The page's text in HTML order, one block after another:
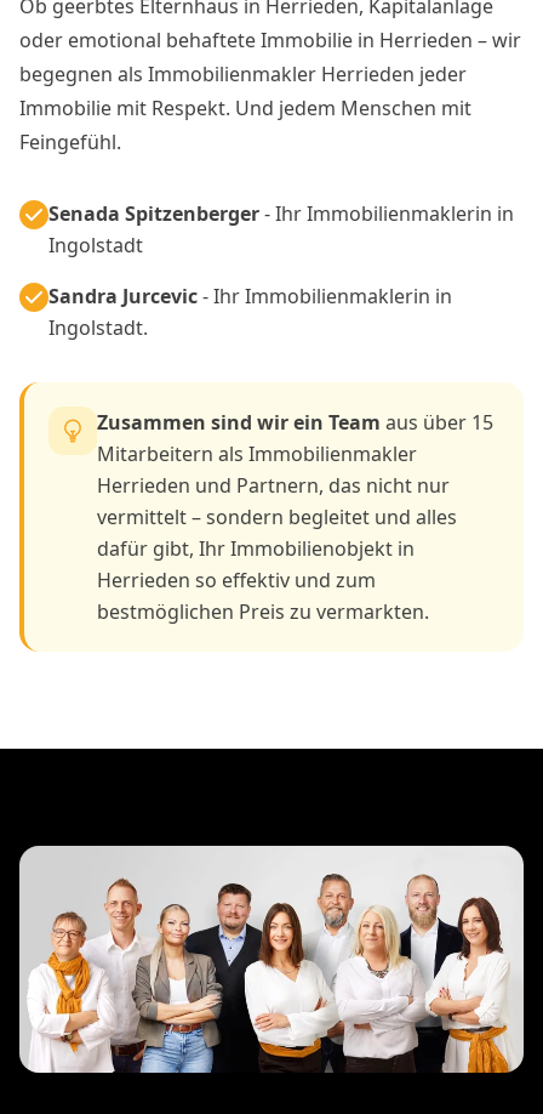
Ob geerbtes Elternhaus in Herrieden, Kapitalanlage
oder emotional behaftete Immobilie in Herrieden – wir
begegnen als Immobilienmakler Herrieden jeder
Immobilie mit Respekt. Und jedem Menschen mit
Feingefühl.
Senada Spitzenberger- Ihr Immobilienmaklerin in
Ingolstadt
Sandra Jurcevic- Ihr Immobilienmaklerin in
Ingolstadt.
Zusammen sind wir ein Team aus über 15
Mitarbeitern als Immobilienmakler
Herrieden und Partnern, das nicht nur
vermittelt – sondern begleitet und alles
dafür gibt, Ihr Immobilienobjekt in
Herrieden so effektiv und zum
bestmöglichen Preis zu vermarkten.